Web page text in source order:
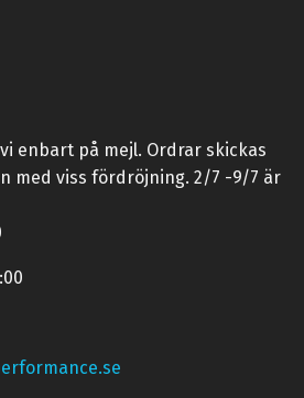
vi enbart på mejl. Ordrar skickas
med viss fördröjning. 2/7 -9/7 är